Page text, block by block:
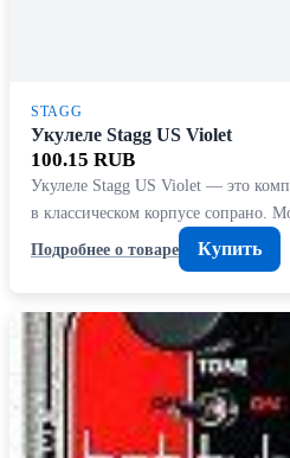
STAGG
Укулеле Stagg US Violet
100.15 RUB
Укулеле Stagg US Violet — это
в классическом корпусе сопрано.
Подробнее о товаре
Купить